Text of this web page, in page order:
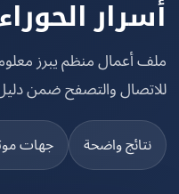
الحوراء
منظم يبرز معلومات
والتصفح ضمن دليل
واضحة جهات موثقة